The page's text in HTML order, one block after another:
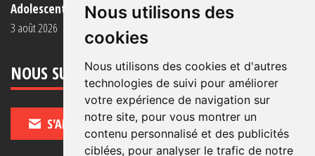
Nous utilisons des
cookies
Nous utilisons des cookies et d'autres
technologies de suivi pour améliorer
votre expérience de navigation sur
notre site, pour vous montrer un
contenu personnalisé et des publicités
ciblées, pour analyser le trafic de notre
Adolescent·es incarcéré·es : une faillite collective
3 août 2026
NOUS SUIVRE
S'ABONNER